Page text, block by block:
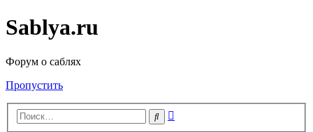
Sablya.ru
Форум о саблях
Пропустить
Поиск